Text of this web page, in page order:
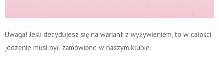
Uwaga! Jeśli decydujesz się na wariant z wyżywieniem, to w całości
jedzenie musi być zamówione w naszym klubie.